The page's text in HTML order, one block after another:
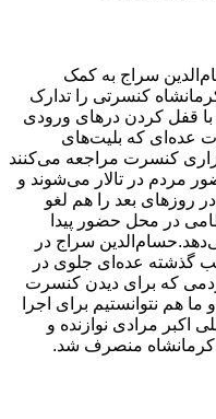
۱۸، ۱۹ و ۲۰ تیر ۱۳۸۹ حسام‌الدین سراج به کمک
کنسرتی را تدارک
با قفل کردن درهای ورودی
عده‌ای که بلیت‌های
کنسرت مراجعه می‌کنند
مردم در تالار می‌شوند و
روزهای بعد را هم لغو
در محل حضور پیدا
سراج در
گذشته عده‌ای جلوی در
که برای دیدن کنسرت
ما هم نتوانستیم برای اجرا
اکبر مرادی نوازنده و
کرمانشاه منصرف شد.